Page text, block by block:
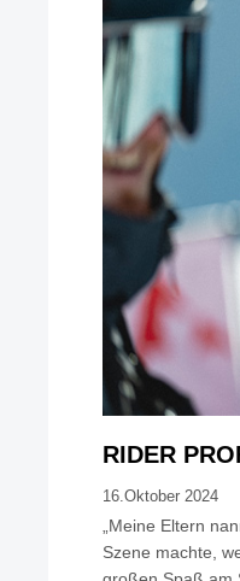
RIDER
16.Oktober 2024
„Meine Eltern
Szene machte,